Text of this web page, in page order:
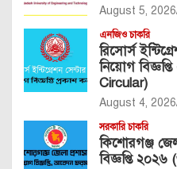
August 5, 2026
এনজিও চাকরি
রিসোর্স
নিয়োগ
Circular)
August 4, 2026
সরকারি চাকরি
কিশোরগঞ্জ
বিজ্ঞপ্তি